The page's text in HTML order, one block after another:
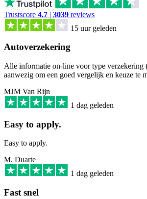
Trustscore 4.7 | 3039 reviews
15 uur geleden
Autoverzekering
Alle informatie on-line voor type verzekering
aanwezig om een goed vergelijk en keuze te
MJM Van Rijn
1 dag geleden
Easy to apply.
Easy to apply.
M. Duarte
1 dag geleden
Fast snel